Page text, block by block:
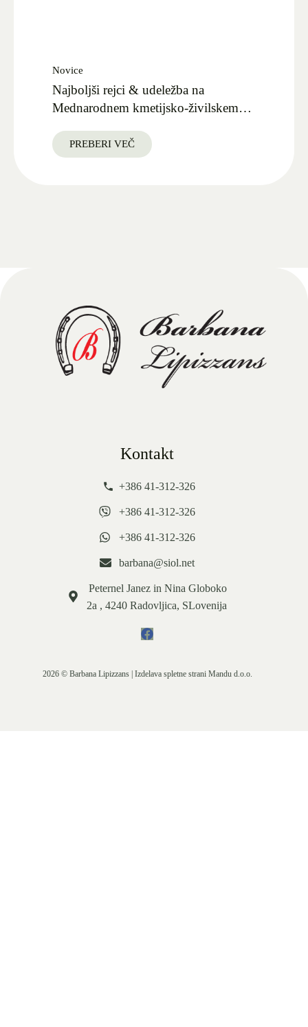
Novice
Najboljši rejci & udeležba na
Mednarodnem kmetijsko-živilskem
PREBERI VEČ
Kontakt
+386 41-312-326
+386 41-312-326
+386 41-312-326
barbana@siol.net
Peternel Janez in Nina Globoko
2a , 4240 Radovljica, SLovenija
2026 © Barbana Lipizzans | Izdelava spletne strani Mandu d.o.o.